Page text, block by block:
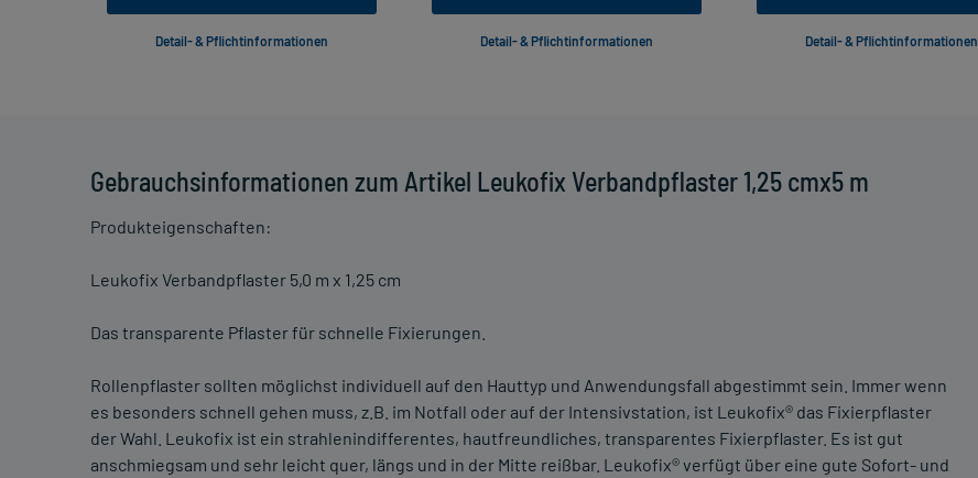
Gebrauchsinformationen zum Artikel Leukofix Verbandpflaster 1,25 cmx5 m
Produkteigenschaften:
Leukofix Verbandpflaster 5,0 m x 1,25 cm
Das transparente Pflaster für schnelle Fixierungen.
Rollenpflaster sollten möglichst individuell auf den Hauttyp und Anwendungsfall abgestimmt sein. Immer wenn
es besonders schnell gehen muss, z.B. im Notfall oder auf der Intensivstation, ist Leukofix® das Fixierpflaster
der Wahl. Leukofix ist ein strahlenindifferentes, hautfreundliches, transparentes Fixierpflaster. Es ist gut
anschmiegsam und sehr leicht quer, längs und in der Mitte reißbar. Leukofix® verfügt über eine gute Sofort- und
Detail- & Pflichtinformationen Detail- & Pflichtinformationen Detail- & Pflichtinformationen